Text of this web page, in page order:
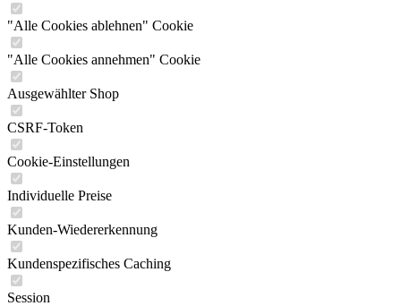
"Alle Cookies ablehnen" Cookie
"Alle Cookies annehmen" Cookie
Ausgewählter Shop
CSRF-Token
Cookie-Einstellungen
Individuelle Preise
Kunden-Wiedererkennung
Kundenspezifisches Caching
Session